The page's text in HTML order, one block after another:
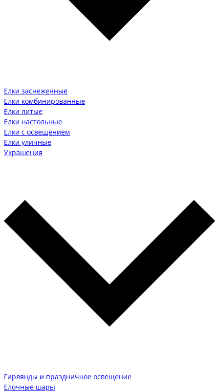
Елки заснеженные
Елки комбинированные
Елки литые
Елки настольные
Елки с освещением
Елки уличные
Украшения
Гирлянды и праздничное освещение
Елочные шары